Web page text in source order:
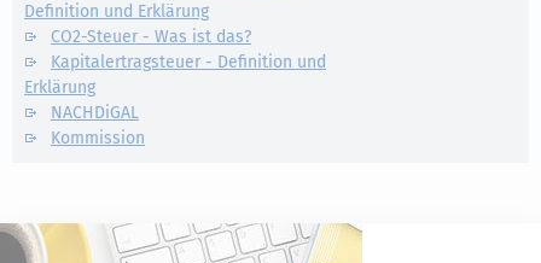
Definition und Erklärung
CO2-Steuer - Was ist das?
Kapitalertragsteuer - Definition und
Erklärung
NACHDiGAL
Kommission